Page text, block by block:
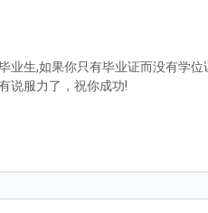
业生,如果你只有毕业证而没有学
说服力了，祝你成功!